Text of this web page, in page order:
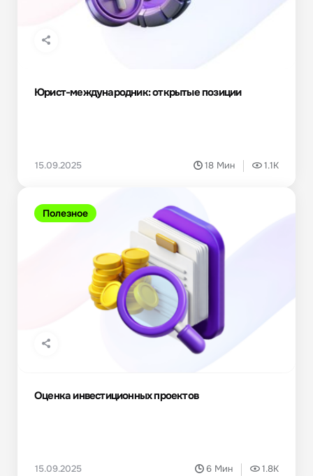
Юрист-международник: открытые позиции
15.09.2025 18 Мин 1.1K
Полезное
Оценка инвестиционных проектов
15.09.2025 6 Мин 1.8K